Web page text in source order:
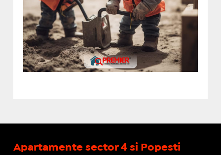
Apartamente sector 4 si Popesti